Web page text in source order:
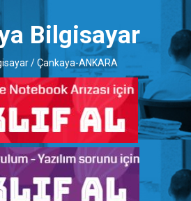
Bilgisayar
/ Çankaya-ANKARA